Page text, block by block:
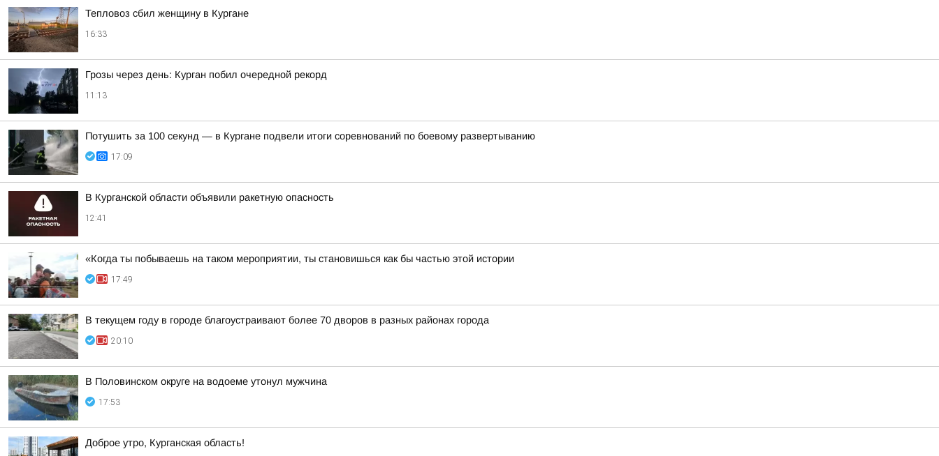
Тепловоз сбил женщину в Кургане
16:33
Грозы через день: Курган побил очередной рекорд
11:13
Потушить за 100 секунд — в Кургане подвели итоги соревнований по боевому развертыванию
17:09
В Курганской области объявили ракетную опасность
12:41
«Когда ты побываешь на таком мероприятии, ты становишься как бы частью этой истории
17:49
В текущем году в городе благоустраивают более 70 дворов в разных районах города
20:10
В Половинском округе на водоеме утонул мужчина
17:53
Доброе утро, Курганская область!